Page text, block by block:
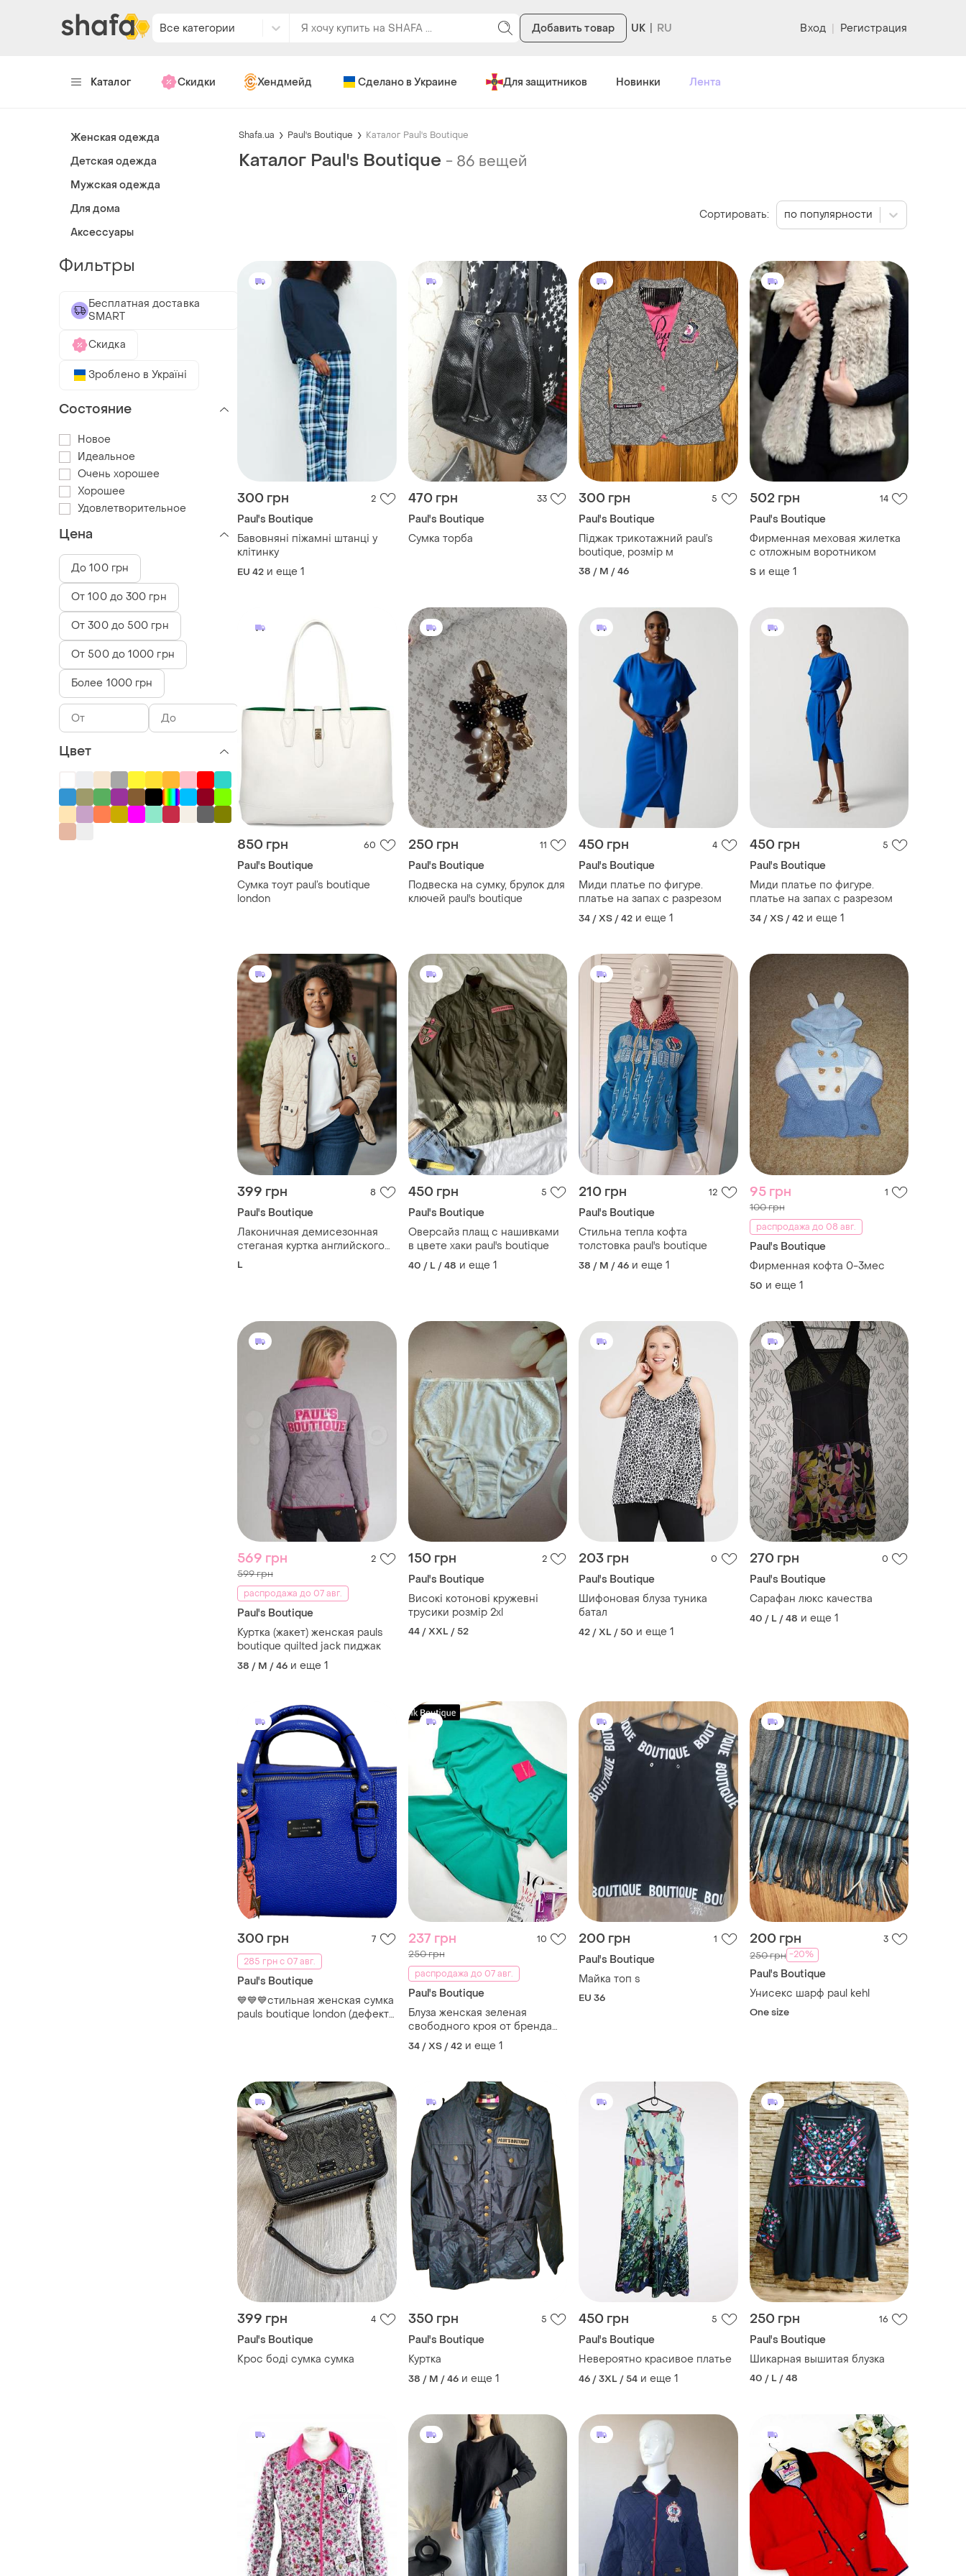
Все категории Добавить товар UK Вход | Регистрация
Каталог Скидки Хендмейд Сделано в Украине Для защитников Новинки Лента
Shafa.ua Paul's Boutique Каталог Paul's Boutique
Каталог Paul's Boutique - 86 вещей
300 грн 2
Paul's Boutique
Бавовняні піжамні штанці у
клітинку
EU 42 и еще 1
470 грн 33
Paul's Boutique
Сумка торба
300 грн 5
Paul's Boutique
Піджак трикотажний paul’s
boutique, розмір м
38 / M / 46
502 грн 14
Paul's Boutique
Фирменная меховая жилетка
с отложным воротником
S и еще 1
850 грн 60
Paul's Boutique
Сумка тоут paul’s boutique
london
250 грн 11
Paul's Boutique
Подвеска на сумку, брулок для
ключей paul's boutique
450 грн 4
Paul's Boutique
Миди платье по фигуре.
платье на запах с разрезом
34 / XS / 42 и еще 1
450 грн 5
Paul's Boutique
Миди платье по фигуре.
платье на запах с разрезом
34 / XS / 42 и еще 1
399 грн 8
Paul's Boutique
Лаконичная демисезонная
стеганая куртка английского
производителя paul's boutique
L
450 грн 5
Paul's Boutique
Оверсайз плащ с нашивками
в цвете хаки paul's boutique
40 / L / 48 и еще 1
210 грн 12
Paul's Boutique
Стильна тепла кофта
толстовка paul's boutique
38 / M / 46 и еще 1
95 грн 1
100 грн
распродажа до 08 авг.
Paul's Boutique
Фирменная кофта 0-3мес
50 и еще 1
569 грн 2
599 грн
распродажа до 07 авг.
Paul's Boutique
Куртка (жакет) женская pauls
boutique quilted jack пиджак
38 / M / 46 и еще 1
150 грн 2
Paul's Boutique
Високі котонові кружевні
трусики розмір 2xl
44 / XXL / 52
203 грн 0
Paul's Boutique
Шифоновая блуза туника
батал
42 / XL / 50 и еще 1
270 грн 0
Paul's Boutique
Сарафан люкс качества
40 / L / 48 и еще 1
300 грн
7
285 грн с 07 авг.
Paul's Boutique
💙💙💙стильная женская сумка
pauls boutique london (дефект)
237 грн 10
250 грн
распродажа до 07 авг.
Paul's Boutique
Блуза женская зеленая
свободного кроя от бренда
pink boutique s
34 / XS / 42 и еще 1
200 грн 1
Paul's Boutique
Майка топ s
EU 36
200 грн 3
250 грн -20%
Paul's Boutique
Унисекс шарф paul kehl
One size
399 грн 4
Paul's Boutique
Крос боді сумка сумка
350 грн 5
Paul's Boutique
Куртка
38 / M / 46 и еще 1
450 грн 5
Paul's Boutique
Невероятно красивое платье
46 / 3XL / 54 и еще 1
250 грн 16
Paul's Boutique
Шикарная вышитая блузка
40 / L / 48
Сортировать: по популярности
Женская одежда
Детская одежда
Мужская одежда
Для дома
Аксессуары
Фильтры
Бесплатная доставка
SMART
Скидка
Зроблено в Україні
Состояние
Новое
Идеальное
Очень хорошее
Хорошее
Удовлетворительное
Цена
До 100 грн
От 100 до 300 грн
От 300 до 500 грн
От 500 до 1000 грн
Более 1000 грн
Цвет